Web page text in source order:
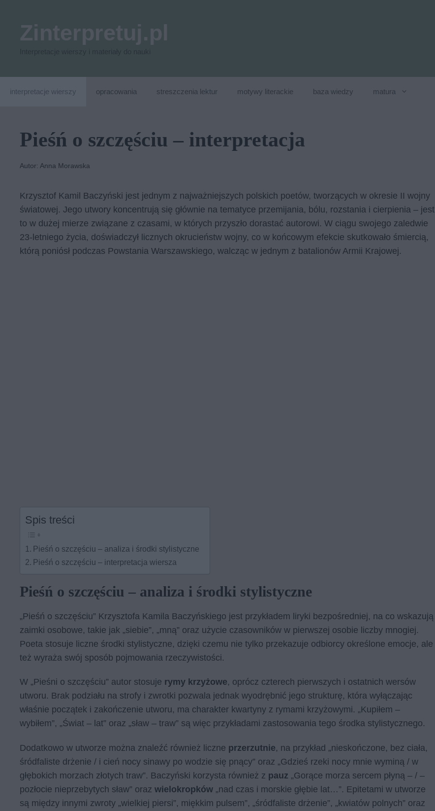
interpretacje wierszy opracowania streszczenia lektur motywy literackie baza wiedzy matura
Pieśń o szczęściu – interpretacja
Autor: Anna Morawska
Krzysztof Kamil Baczyński jest jednym z najważniejszych polskich poetów, tworzących w okresie II wojny
światowej. Jego utwory koncentrują się głównie na tematyce przemijania, bólu, rozstania i cierpienia – jest
to w dużej mierze związane z czasami, w których przyszło dorastać autorowi. W ciągu swojego zaledwie
23-letniego życia, doświadczył licznych okrucieństw wojny, co w końcowym efekcie skutkowało śmiercią,
którą poniósł podczas Powstania Warszawskiego, walcząc w jednym z batalionów Armii Krajowej.
Spis treści
Pieśń o szczęściu – analiza i środki stylistyczne
Pieśń o szczęściu – interpretacja wiersza
Pieśń o szczęściu – analiza i środki stylistyczne
„Pieśń o szczęściu” Krzysztofa Kamila Baczyńskiego jest przykładem liryki bezpośredniej, na co wskazują
zaimki osobowe, takie jak „siebie”, „mną” oraz użycie czasowników w pierwszej osobie liczby mnogiej.
Poeta stosuje liczne środki stylistyczne, dzięki czemu nie tylko przekazuje odbiorcy określone emocje, ale
też wyraża swój sposób pojmowania rzeczywistości.
W „Pieśni o szczęściu” autor stosuje rymy krzyżowe, oprócz czterech pierwszych i ostatnich wersów
utworu. Brak podziału na strofy i zwrotki pozwala jednak wyodrębnić jego strukturę, która wyłączając
właśnie początek i zakończenie utworu, ma charakter kwartyny z rymami krzyżowymi. „Kupiłem –
wybiłem”, „Świat – lat” oraz „sław – traw” są więc przykładami zastosowania tego środka stylistycznego.
Dodatkowo w utworze można znaleźć również liczne przerzutnie, na przykład „nieskończone, bez ciała,
śródfaliste drżenie / i cień nocy sinawy po wodzie się pnący” oraz „Gdzieś rzeki nocy mnie wyminą / w
głębokich morzach złotych traw”. Baczyński korzysta również z pauz „Gorące morza sercem płyną – / –
pozłocie nieprzebytych sław” oraz wielokropków „nad czas i morskie głębie lat…”. Epitetami w utworze
są między innymi zwroty „wielkiej piersi”, miękkim pulsem”, „śródfaliste drżenie”, „kwiatów polnych” oraz